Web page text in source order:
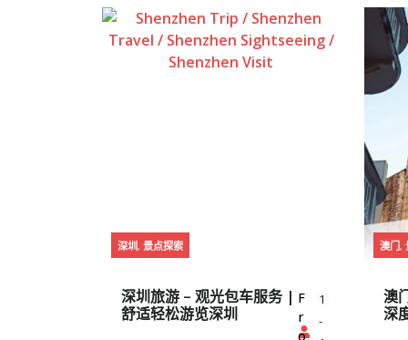
深圳, 景点探索
深圳旅游 – 观光包车服务 |
舒适轻松游览深圳
1
-
F
r
o
澳门,
澳
深